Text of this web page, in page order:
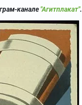
канале "Агитплакат".